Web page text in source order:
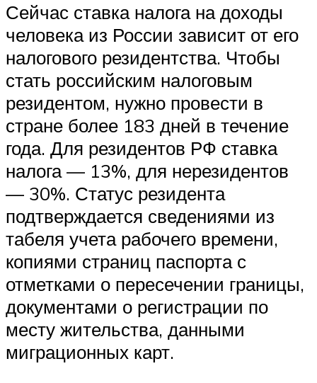
Сейчас ставка налога на доходы
человека из России зависит от его
налогового резидентства. Чтобы
стать российским налоговым
резидентом, нужно провести в
стране более 183 дней в течение
года. Для резидентов РФ ставка
налога — 13%, для нерезидентов
— 30%. Статус резидента
подтверждается сведениями из
табеля учета рабочего времени,
копиями страниц паспорта с
отметками о пересечении границы,
документами о регистрации по
месту жительства, данными
миграционных карт.